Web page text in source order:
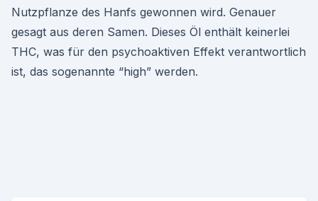
Nutzpflanze des Hanfs gewonnen wird. Genauer
gesagt aus deren Samen. Dieses Öl enthält keinerlei
THC, was für den psychoaktiven Effekt verantwortlich
ist, das sogenannte “high” werden.